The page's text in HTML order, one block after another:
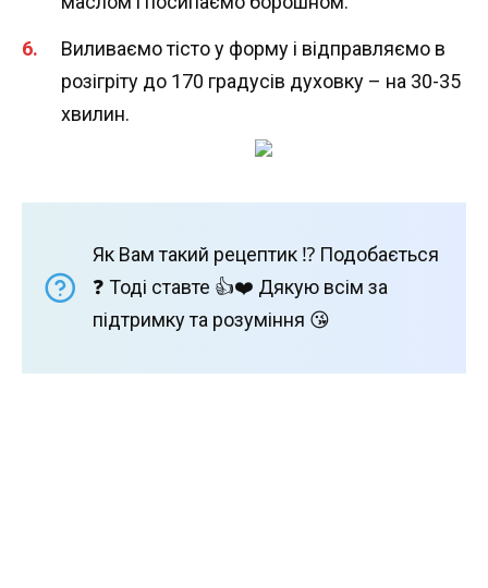
Виливаємо тісто у форму і відправляємо в
розігріту до 170 градусів духовку – на 30-35
хвилин.
Як Вам такий рецептик ⁉️ Подобається
❓ Тоді ставте 👍❤️ Дякую всім за
підтримку та розуміння 😘